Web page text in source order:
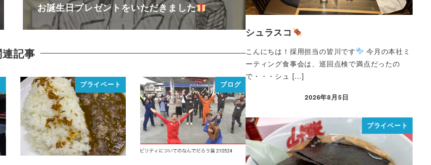
お誕生日プレゼントをいただきました
記事
プライベート ブログ
シュラスコ
こんにちは！採用担当の皆川です
今月の本社ミ
ーティング食事会は、巡回点検で満点だったの
で・・・シュ […]
2026年8月5日
プライベート